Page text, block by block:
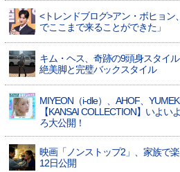
<トレンドブログ>アン・ボヒョ
でここまで来ることができた」
キム・ヘス、奇跡の9頭身スタイ
絶美脚と完璧バックスタイル
MIYEON（i-dle）、​AHOF​、
【KANSAI COLLECTION】いよ
ろ大公開！
映画「ノンストップ2」、家族で
12日公開